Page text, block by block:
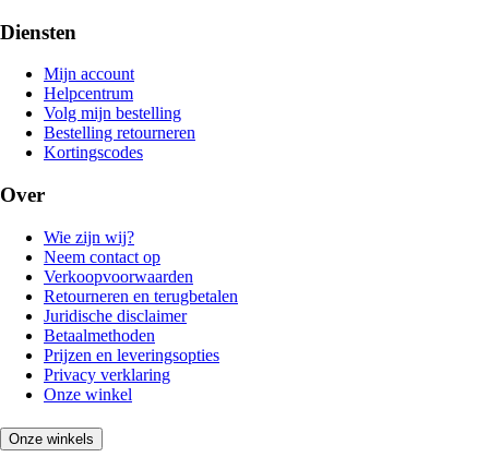
Diensten
Mijn account
Helpcentrum
Volg mijn bestelling
Bestelling retourneren
Kortingscodes
Over
Wie zijn wij?
Neem contact op
Verkoopvoorwaarden
Retourneren en terugbetalen
Juridische disclaimer
Betaalmethoden
Prijzen en leveringsopties
Privacy verklaring
Onze winkel
Onze winkels